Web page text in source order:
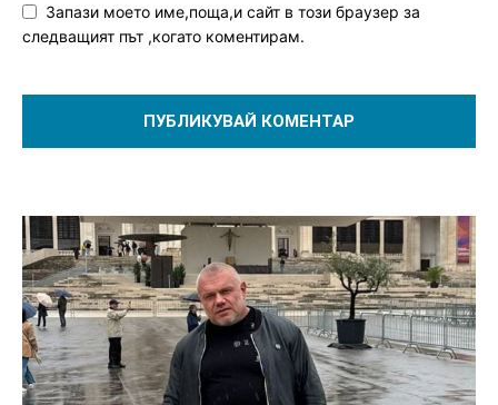
Запази моето име,поща,и сайт в този браузер за
следващият път ,когато коментирам.